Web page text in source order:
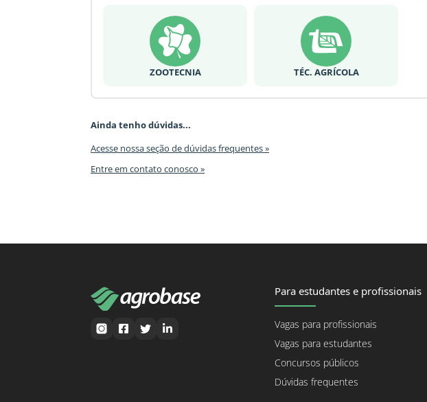
ZOOTECNIA TÉC. AGRÍCOLA
Ainda tenho dúvidas...
Acesse nossa seção de dúvidas frequentes »
Entre em contato conosco »
Para estudantes e profissionais
Vagas para profissionais
Vagas para estudantes
Concursos públicos
Dúvidas frequentes